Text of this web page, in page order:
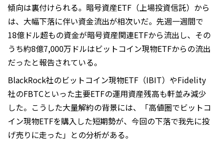
傾向は裏付けられる。暗号資産ETF（上場投資信託）から
は、大幅下落に伴い資金流出が相次いだ。先週一週間で
18億ドル超もの資金が暗号資産関連ETFから流出し、その
うち約8億7,000万ドルはビットコイン現物ETFからの流出
だったと報告されている。
BlackRock社のビットコイン現物ETF（IBIT）やFidelity
社のFBTCといった主要ETFの運用資産残高も軒並み減少
した。こうした大量解約の背景には、「高値圏でビットコ
イン現物ETFを購入した短期勢が、今回の下落で我先に投
げ売りに走った」との分析がある。